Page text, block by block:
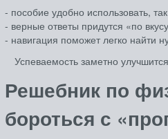
- пособие удобно использовать,
- верные ответы придутся «по
- навигация поможет легко найти
Успеваемость заметно
Решебник по
бороться с